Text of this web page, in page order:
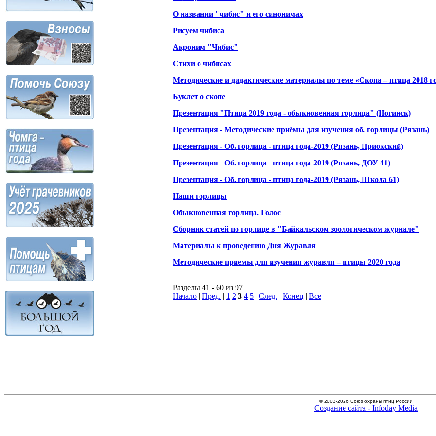
О названии "чибис" и его синонимах
Рисуем чибиса
Акроним "Чибис"
Стихи о чибисах
Методические и дидактические материалы по теме «Скопа – птица 2018
Буклет о скопе
Презентация "Птица 2019 года - обыкновенная горлица" (Ногинск)
Презентация - Методические приёмы для изучения об. горлицы (Рязань)
Презентация - Об. горлица - птица года-2019 (Рязань, Приокский)
Презентация - Об. горлица - птица года-2019 (Рязань, ДОУ 41)
Презентация - Об. горлица - птица года-2019 (Рязань, Школа 61)
Наши горлицы
Обыкновенная горлица. Голос
Сборник статей по горлице в "Байкальском зоологическом журнале"
Материалы к проведению Дня Журавля
Методические приемы для изучения журавля – птицы 2020 года
Разделы 41 - 60 из 97
Начало | Пред. | 1 2 3 4 5 | След. | Конец | Все
© 2003-2026 Союз охраны птиц России
Создание сайта - Infoday Media